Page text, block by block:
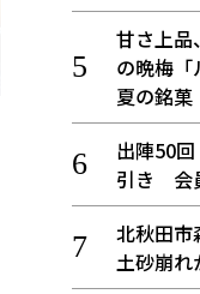
甘さ上
の晩梅
夏の銘菓
出陣50
引き 会
北秋田
土砂崩れ